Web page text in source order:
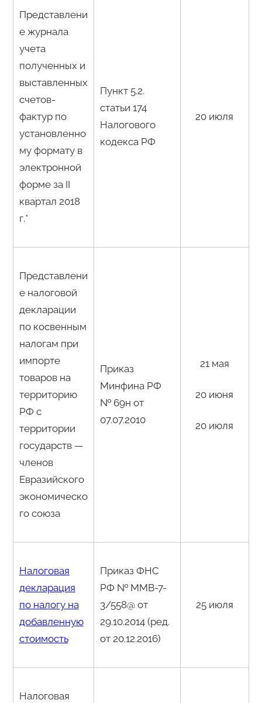
Представлени
е журнала
учета
полученных и
выставленных
счетов-
фактур по
установленно
му формату в
электронной
форме за II
квартал 2018
г.*
Пункт 5.2.
статьи 174
Налогового
кодекса РФ
20 июля
Представлени
е налоговой
декларации
по косвенным
налогам при
импорте
товаров на
территорию
РФ с
территории
государств —
членов
Евразийского
экономическо
го союза
Приказ
Минфина РФ
№ 69н от
07.07.2010
21 мая
20 июня
20 июля
Налоговая
декларация
по налогу на
добавленную
стоимость
Приказ ФНС
РФ № ММВ-7-
3/558@ от
29.10.2014 (ред.
от 20.12.2016)
25 июля
Налоговая